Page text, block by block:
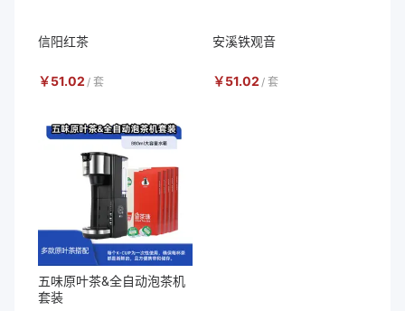
信阳红茶
￥51.02 / 套
安溪铁观音
￥51.02 / 套
五味原叶茶&全自动泡茶机
套装